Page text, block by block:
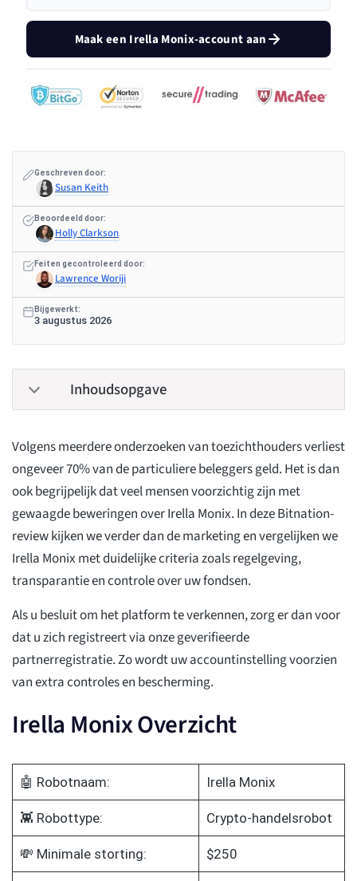
Maak een Irella Monix-account aan
Geschreven door:
Susan Keith
Beoordeeld door:
Holly Clarkson
Feiten gecontroleerd door:
Lawrence Woriji
Bijgewerkt:
3 augustus 2026
Inhoudsopgave
Volgens meerdere onderzoeken van toezichthouders verliest
ongeveer 70% van de particuliere beleggers geld. Het is dan
ook begrijpelijk dat veel mensen voorzichtig zijn met
gewaagde beweringen over Irella Monix. In deze Bitnation-
review kijken we verder dan de marketing en vergelijken we
Irella Monix met duidelijke criteria zoals regelgeving,
transparantie en controle over uw fondsen.
Als u besluit om het platform te verkennen, zorg er dan voor
dat u zich registreert via onze geverifieerde
partnerregistratie. Zo wordt uw accountinstelling voorzien
van extra controles en bescherming.
Irella Monix Overzicht
🤖 Robotnaam: Irella Monix
👾 Robottype: Crypto-handelsrobot
💸 Minimale storting: $250